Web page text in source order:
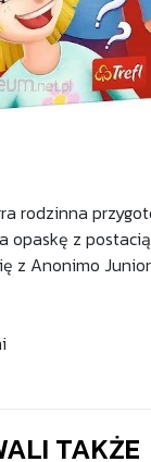
rodzinna
opaskę z
z Anonimo
TAKŻE